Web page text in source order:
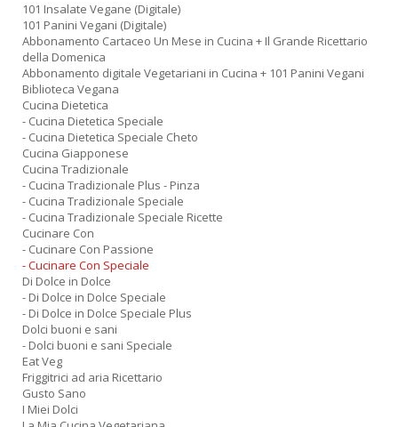
101 Insalate Vegane (Digitale)
101 Panini Vegani (Digitale)
Abbonamento Cartaceo Un Mese in Cucina + Il Grande Ricettario
della Domenica
Abbonamento digitale Vegetariani in Cucina + 101 Panini Vegani
Biblioteca Vegana
Cucina Dietetica
- Cucina Dietetica Speciale
- Cucina Dietetica Speciale Cheto
Cucina Giapponese
Cucina Tradizionale
- Cucina Tradizionale Plus - Pinza
- Cucina Tradizionale Speciale
- Cucina Tradizionale Speciale Ricette
Cucinare Con
- Cucinare Con Passione
- Cucinare Con Speciale
Di Dolce in Dolce
- Di Dolce in Dolce Speciale
- Di Dolce in Dolce Speciale Plus
Dolci buoni e sani
- Dolci buoni e sani Speciale
Eat Veg
Friggitrici ad aria Ricettario
Gusto Sano
I Miei Dolci